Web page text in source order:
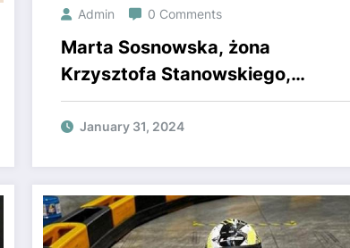
Admin 0 Comments
Marta Sosnowska, żona
Krzysztofa Stanowskiego,
zadebiutowała w telewizji. Jeden
szczegół od razu przyciąga
January 31, 2024